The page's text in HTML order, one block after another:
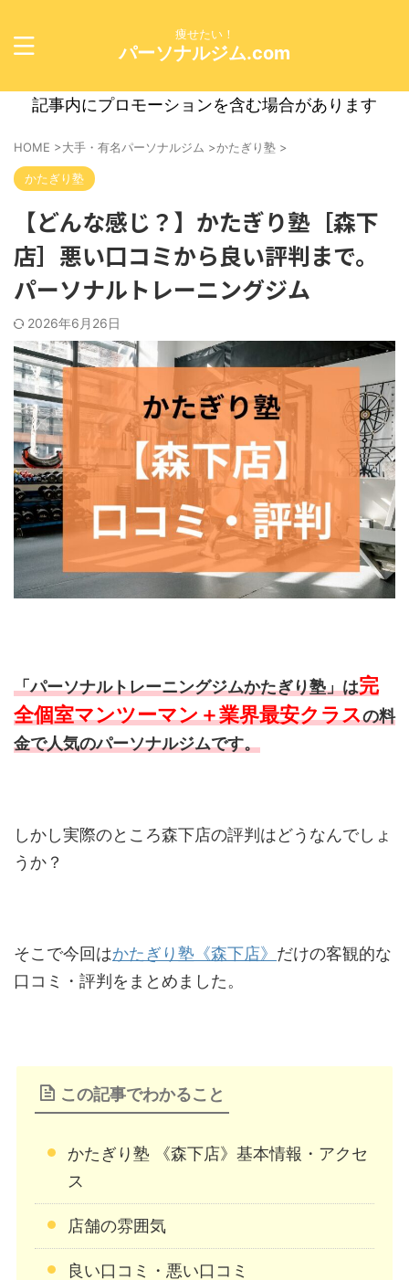
痩せたい！
パーソナルジム.com
記事内にプロモーションを含む場合があります
HOME >大手・有名パーソナルジム >かたぎり塾 >
かたぎり塾
【どんな感じ？】かたぎり塾［森下
店］悪い口コミから良い評判まで。
パーソナルトレーニングジム
2026年6月26日
「パーソナルトレーニングジムかたぎり塾」は完
全個室マンツーマン＋業界最安クラスの料
金で人気のパーソナルジムです。
しかし実際のところ森下店の評判はどうなんでしょ
うか？
そこで今回はかたぎり塾《森下店》 だけの客観的な
口コミ・評判をまとめました。
この記事でわかること
かたぎり塾 《森下店》基本情報・アクセ
ス
店舗の雰囲気
良い口コミ・悪い口コミ